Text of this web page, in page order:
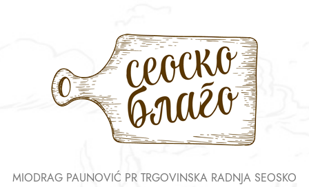
MIODRAG PAUNOVIĆ PR TRGOVINSKA RADNJA SEOSKO